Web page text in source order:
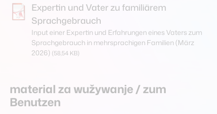
Expertin und Vater zu familiärem
Sprachgebrauch
Input einer Expertin und Erfahrungen eines Vaters zum
Sprachgebrauch in mehrsprachigen Familien (März
2026) (58,54 KB)
material za wužywanje / zum
Benutzen